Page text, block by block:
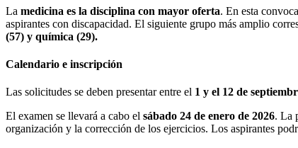
La medicina es la disciplina con mayor oferta. En esta
aspirantes con discapacidad. El siguiente grupo más amplio
(57) y química (29).
Calendario e inscripción
Las solicitudes se deben presentar entre el 1 y el 12 de
El examen se llevará a cabo el sábado 24 de enero de 2026. La
organización y la corrección de los ejercicios. Los aspirantes